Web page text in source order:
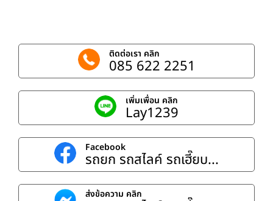
ติดต่อเรา คลิก
085 622 2251
เพิ่มเพื่อน คลิก
Lay1239
Facebook
รถยก รถสไลค์ รถเฮี๊ยบ...
ส่งข้อความ คลิก